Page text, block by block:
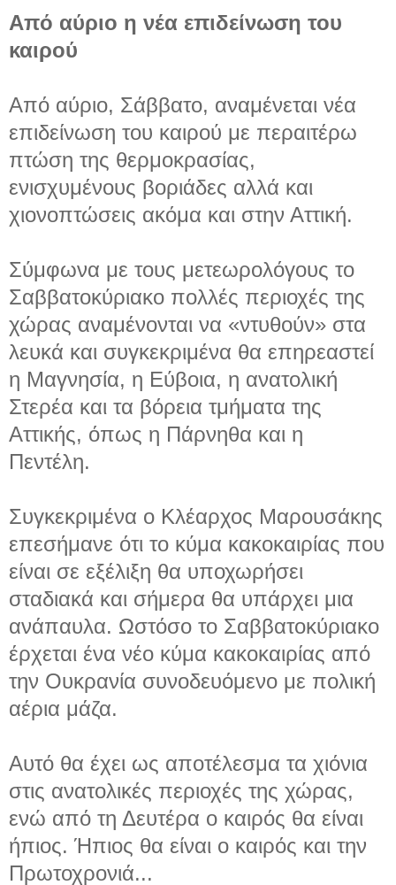
Από αύριο η νέα επιδείνωση του
καιρού
Από αύριο, Σάββατο, αναμένεται νέα
επιδείνωση του καιρού με περαιτέρω
πτώση της θερμοκρασίας,
ενισχυμένους βοριάδες αλλά και
χιονοπτώσεις ακόμα και στην Αττική.
Σύμφωνα με τους μετεωρολόγους το
Σαββατοκύριακο πολλές περιοχές της
χώρας αναμένονται να «ντυθούν» στα
λευκά και συγκεκριμένα θα επηρεαστεί
η Μαγνησία, η Εύβοια, η ανατολική
Στερέα και τα βόρεια τμήματα της
Αττικής, όπως η Πάρνηθα και η
Πεντέλη.
Συγκεκριμένα ο Κλέαρχος Μαρουσάκης
επεσήμανε ότι το κύμα κακοκαιρίας που
είναι σε εξέλιξη θα υποχωρήσει
σταδιακά και σήμερα θα υπάρχει μια
ανάπαυλα. Ωστόσο το Σαββατοκύριακο
έρχεται ένα νέο κύμα κακοκαιρίας από
την Ουκρανία συνοδευόμενο με πολική
αέρια μάζα.
Αυτό θα έχει ως αποτέλεσμα τα χιόνια
στις ανατολικές περιοχές της χώρας,
ενώ από τη Δευτέρα ο καιρός θα είναι
ήπιος. Ήπιος θα είναι ο καιρός και την
Πρωτοχρονιά...